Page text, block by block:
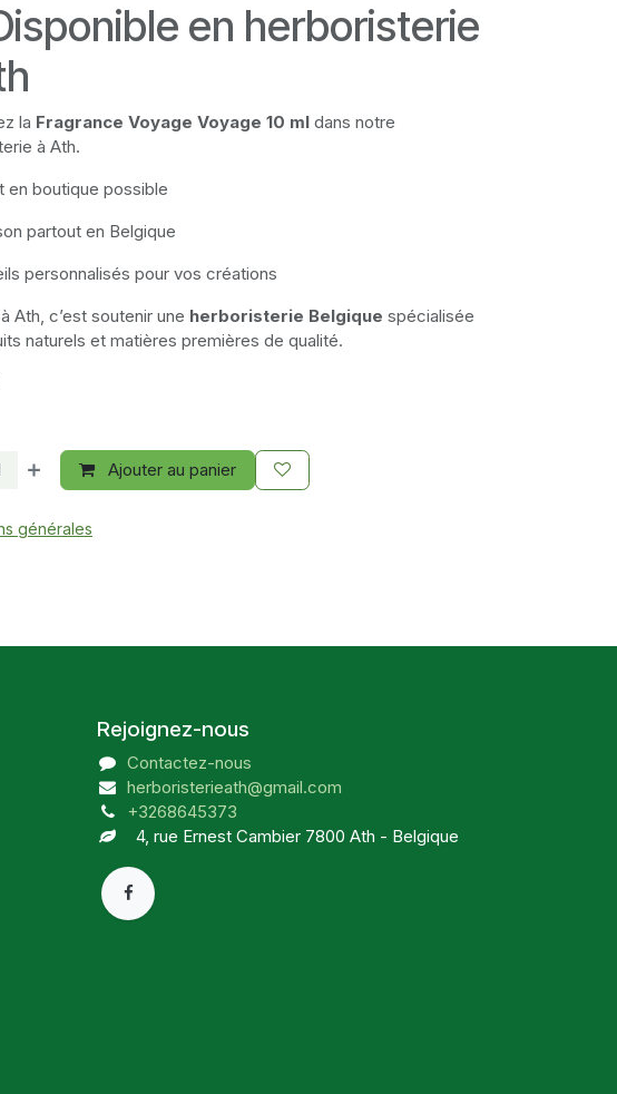
en herboristerie
la Fragrance Voyage Voyage 10 ml dans notre
à Ath.
en boutique possible
partout en Belgique
personnalisés pour vos créations
Ath, c’est soutenir une herboristerie Belgique spécialisée
naturels et matières premières de qualité.
Ajouter au panier
générales
Rejoignez-nous
Contactez-nous
herboristerieath@gmail.com
+3268645373
4, rue Ernest Cambier 7800 Ath - Belgique